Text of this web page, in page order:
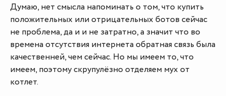
Думаю, нет смысла напоминать о том, что купить
положительных или отрицательных ботов сейчас
не проблема, да и и не затратно, а значит что во
времена отсутствия интернета обратная связь была
качественней, чем сейчас. Но мы имеем то, что
имеем, поэтому скрупулёзно отделяем мух от
котлет.